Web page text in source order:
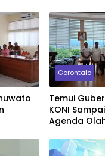
Gorontalo
Temui
KONI
Agenda